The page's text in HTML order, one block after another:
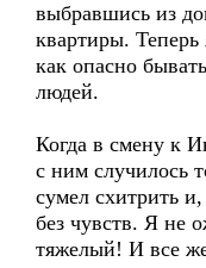
выбравшись из
квартиры. Теперь
как опасно
людей.
Когда в смену к
с ним случилось
сумел схитрить
без чувств. Я не
тяжелый! И все